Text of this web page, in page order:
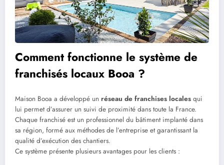
Comment fonctionne le système de
franchisés locaux Booa ?
Maison Booa a développé un réseau de franchises locales qui
lui permet d’assurer un suivi de proximité dans toute la France.
Chaque franchisé est un professionnel du bâtiment implanté dans
sa région, formé aux méthodes de l’entreprise et garantissant la
qualité d’exécution des chantiers.
Ce système présente plusieurs avantages pour les clients :